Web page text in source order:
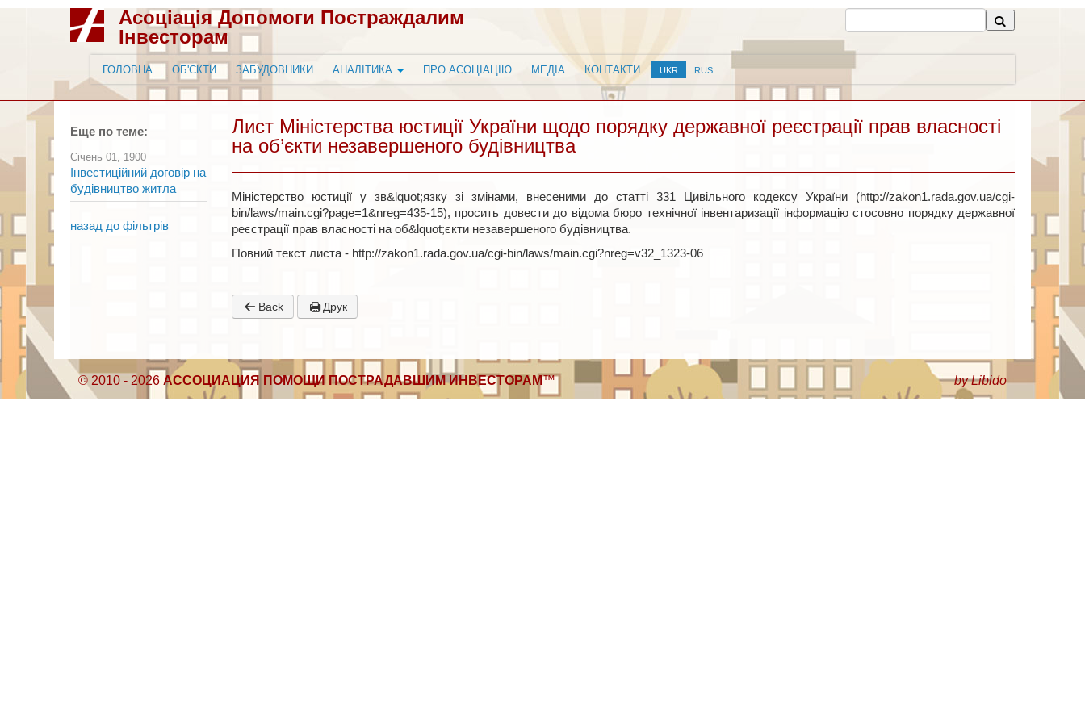
Асоціація Допомоги Постраждалим
Інвесторам
ГОЛОВНА ОБ'ЄКТИ ЗАБУДОВНИКИ АНАЛІТИКА ПРО АСОЦІАЦІЮ МЕДІА КОНТАКТИ UKR RUS
Еще по теме:
Січень 01, 1900
Інвестиційний договір на
будівництво житла
назад до фільтрів
Лист Міністерства юстиції України щодо порядку державної реєстрації прав власності
на об’єкти незавершеного будівництва
Міністерство юстиції у зв&lquot;язку зі змінами, внесеними до статті 331 Цивільного кодексу України (http://zakon1.rada.gov.ua/cgi-
bin/laws/main.cgi?page=1&nreg=435-15), просить довести до відома бюро технічної інвентаризації інформацію стосовно порядку державної
реєстрації прав власності на об&lquot;єкти незавершеного будівництва.
Повний текст листа - http://zakon1.rada.gov.ua/cgi-bin/laws/main.cgi?nreg=v32_1323-06
Back Друк
© 2010 - 2026 АССОЦИАЦИЯ ПОМОЩИ ПОСТРАДАВШИМ ИНВЕСТОРАМ™ by Libido